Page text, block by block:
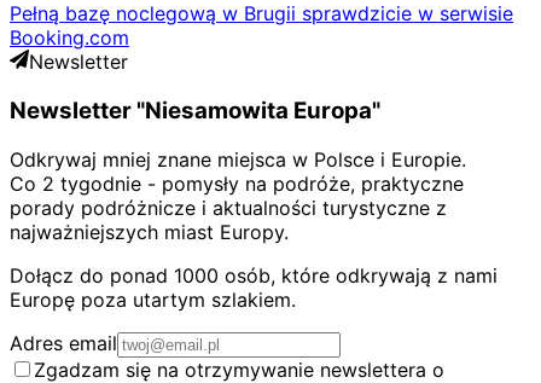
Pełną bazę noclegową w Brugii sprawdzicie w serwisie
Booking.com
Newsletter
Newsletter "Niesamowita Europa"
Odkrywaj mniej znane miejsca w Polsce i Europie.
Co 2 tygodnie - pomysły na podróże, praktyczne
porady podróżnicze i aktualności turystyczne z
najważniejszych miast Europy.
Dołącz do ponad 1000 osób, które odkrywają z nami
Europę poza utartym szlakiem.
Adres email
Zgadzam się na otrzymywanie newslettera o